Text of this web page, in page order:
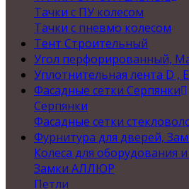
Тачки с ПУ колесом
Тачки с пневмо колесом
Тент Строительный
Угол перфорированный,
Уплотнительная лента D ,
Фасадные сетки Серпянки
Серпянки
Фасадные сетки
Фурнитура для дверей,
Колеса для оборудования
Замки АЛЛЮР
Петли